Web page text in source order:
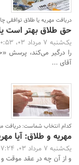
دریافت مهریه یا طلاق توافقی
حق طلاق بهتر است
یک‌شنبه 7 مرداد 03، 20:53 -
را درگیر می‌کند، پرسش
آقای ...
کدام انتخاب شماست: دریافت
مهریه و طلاق: آیا
یک‌شنبه 7 مرداد 03، 17:24 -
و از آن چه در عقد موقت